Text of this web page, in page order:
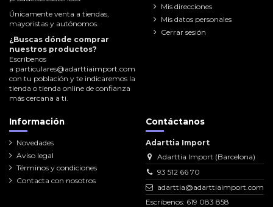
Únicamente venta a tiendas,
mayoristas y autónomos.
¿Buscas dónde comprar
nuestros productos?
Escríbenos
a particulares@adarttiaimport.com
con tu población y te indicaremos la
tienda o tienda online de confianza
más cercana a ti.
Mis direcciones
Mis datos personales
Cerrar sesión
Información
Novedades
Aviso legal
Términos y condiciones
Contacta con nosotros
Contáctanos
Adarttia Import
Adarttia Import (Barcelona)
93 512 66 70
adarttia@adarttiaimport.com
Escríbenos: 619 083 858